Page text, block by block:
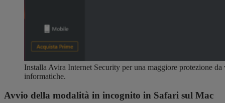
Installa Avira Internet Security per una maggiore protezione
informatiche.
Avvio della modalità in incognito in Safari sul Mac